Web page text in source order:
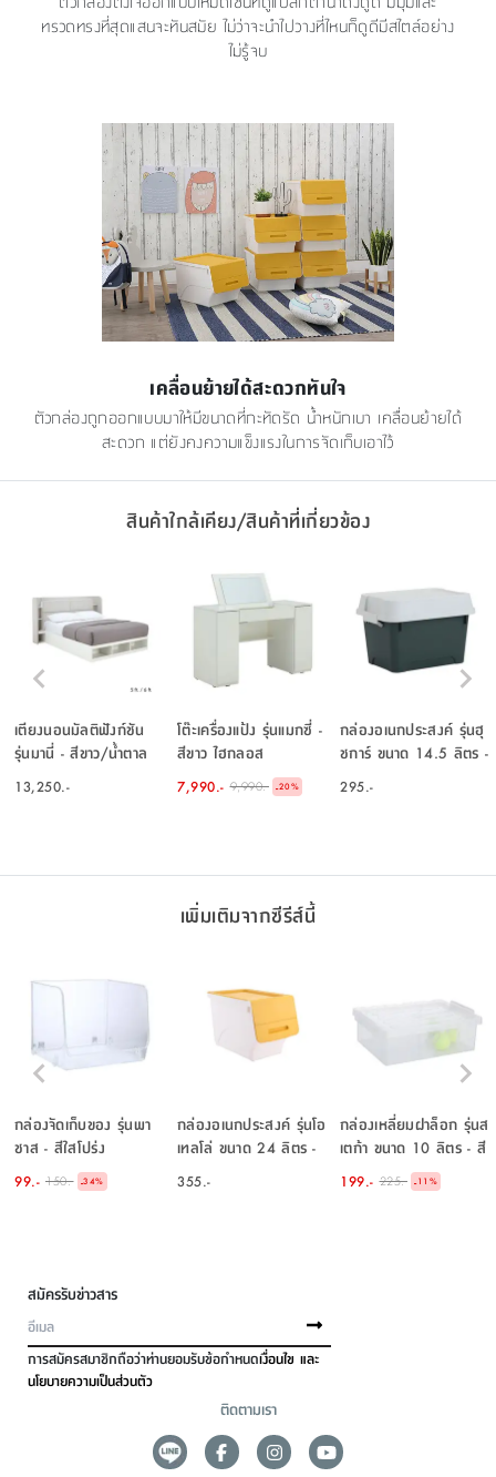
ทรวดทรงที่สุดแสนจะทันสมัย ไม่ว่าจะนำไปวางที่ไหนก็ดูดีมีสไตล์อย่าง
ไม่รู้จบ
เคลื่อนย้ายได้สะดวกทันใจ
ตัวกล่องถูกออกแบบมาให้มีขนาดที่กะทัดรัด น้ำหนักเบา เคลื่อนย้ายได้
สะดวก แต่ยังคงความแข็งแรงในการจัดเก็บเอาไว้
สินค้าใกล้เคียง/สินค้าที่เกี่ยวข้อง
เตียงนอนมัลติฟังก์ชัน
รุ่นมานี่ - สีขาว/น้ำตาล
13,250.-
โต๊ะเครื่องแป้ง รุ่นแมกซี่ -
สีขาว ไฮกลอส
7,990.- 9,990.- -20%
กล่องอเนกประสงค์ รุ่นฮุ
ชการ์ ขนาด 14.5 ลิตร -
295.-
เพิ่มเติมจากซีรีส์นี้
กล่องจัดเก็บของ รุ่นพา
ชาส - สีใสโปร่ง
99.- 150.- -34%
กล่องอเนกประสงค์ รุ่นโอ
เทลโล่ ขนาด 24 ลิตร -
355.-
กล่องเหลี่ยมฝาล็อก รุ่นส
เตก้า ขนาด 10 ลิตร - สี
199.- 225.- -11 %
สมัครรับข่าวสาร
การสมัครสมาชิกถือว่าท่านยอมรับข้อกำหนดเงื่อนไข และ
นโยบายความเป็นส่วนตัว
ติดตามเรา